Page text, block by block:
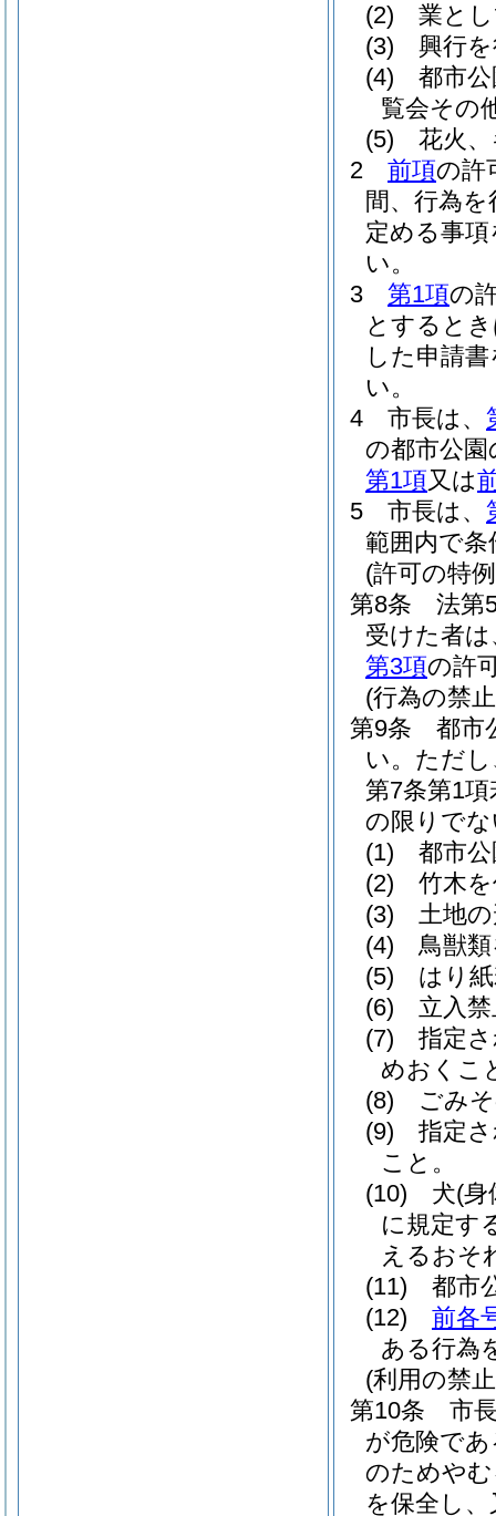
(2)
業と
(3)
興行
(4)
都市
覧会その
(5)
花火
2
前項の許
間、行為
定める事
い。
3
第1項の
とすると
した申請
い。
4
市長は、
の都市公
第1項又は
5
市長は、
範囲内で
(許可の特
第8条
法第
受けた者
第3項の許
(行為の禁
第9条
都市
い。 ただ
第7条第1
の限りで
(1)
都市
(2)
竹木
(3)
土地
(4)
鳥獣
(5)
はり
(6)
立入
(7)
指定
めおくこ
(8)
ごみ
(9)
指定
こと。
(10)
犬(身
に規定す
えるおそ
(11)
都市
(12)
前各
ある行為
(利用の禁
第10条
市
が危険で
のためや
を保全し